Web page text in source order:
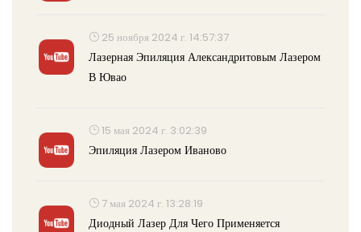
25 ноября 2024 г. 14:57:37
Лазерная Эпиляция Александритовым Лазером
В Ювао
15 мая 2024 г. 3:02:39
Эпиляция Лазером Иваново
7 мая 2024 г. 13:28:19
Диодный Лазер Для Чего Применяется